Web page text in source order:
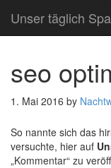
Unser täglich
seo
1. Mai 2016 by
So nannte sich das
versuchte, hier auf
„Kommentar“ zu